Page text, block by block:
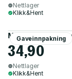
Nettlager
Klikk&Hent
Gaveinnpakning
Merkelapper
34,90
Nettlager
Klikk&Hent